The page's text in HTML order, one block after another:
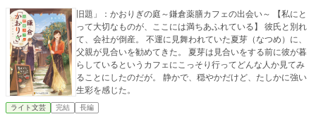
旧題」：かおりぎの庭～鎌倉薬膳カフェの出会い～ 【私にと
って大切なものが、ここには満ちあふれている】 彼氏と別れ
て、会社が倒産。 不運に見舞われていた夏芽（なつめ）に、
父親が見合いを勧めてきた。 夏芽は見合いをする前に彼が暮
らしているというカフェにこっそり行ってどんな人か見てみ
ることにしたのだが。 静かで、穏やかだけど、たしかに強い
生彩を感じた。
ライト文芸 完結 長編